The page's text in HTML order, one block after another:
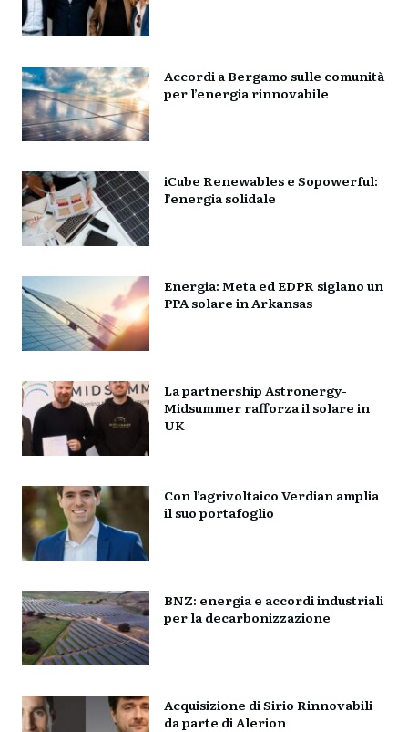
Accordi a Bergamo sulle comunità
per l’energia rinnovabile
iCube Renewables e Sopowerful:
l’energia solidale
Energia: Meta ed EDPR siglano un
PPA solare in Arkansas
La partnership Astronergy-
Midsummer rafforza il solare in
UK
Con l’agrivoltaico Verdian amplia
il suo portafoglio
BNZ: energia e accordi industriali
per la decarbonizzazione
Acquisizione di Sirio Rinnovabili
da parte di Alerion